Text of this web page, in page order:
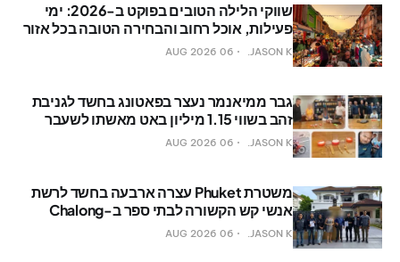
שווקי הלילה הטובים בפוקט ב-2026: ימי
פעילות, אוכל רחוב והבחירה הטובה בכל אזור
JASON K.
06 AUG 2026
גבר ממיאנמר נעצר בפאטונג בחשד לגניבת
זהב בשווי 1.15 מיליון באט מאשתו לשעבר
JASON K.
06 AUG 2026
משטרת Phuket עצרה ארבעה בחשד לרשת
אנשי קש הקשורה לבתי ספר ב-Chalong
JASON K.
06 AUG 2026